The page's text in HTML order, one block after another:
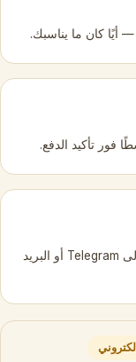
— أيًا كان ما يناسبك.
اقرأ الرسائل النصية من لوحة التحكم أو وجّهها إلى Telegram أو البريد